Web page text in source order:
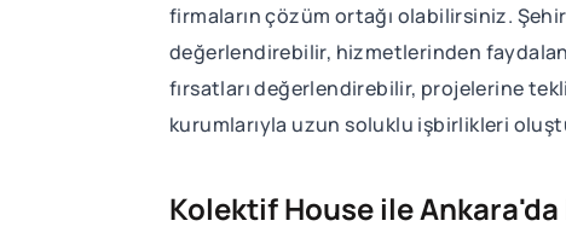
firmaların çözüm ortağı olabilirsiniz.
değerlendirebilir, hizmetlerinden
fırsatları değerlendirebilir, projelerine
kurumlarıyla uzun soluklu işbirlikleri
Kolektif House ile Ankara'da